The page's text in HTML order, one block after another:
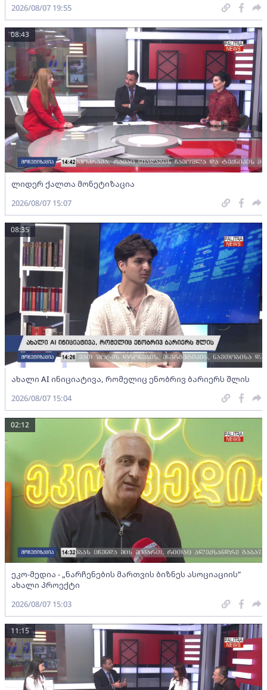
2026/08/07 19:55
ლიდერ ქალთა მონეტიზაცია
08:43
2026/08/07 15:07
ახალი AI ინიციატივა, რომელიც ენობრივ ბარიერს შლის
08:35
2026/08/07 15:04
ეკო-მედია - „ნარჩენების მართვის ბიზნეს ასოციაციის”
ახალი პროექტი
02:12
2026/08/07 15:03
11:15